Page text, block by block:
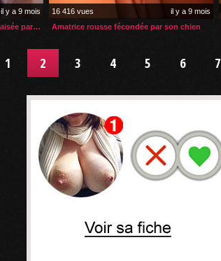
il y a 9 mois
Vintage: amatrice à gros seins baisée par son chien
16 416 vues
il y a 9 mois
Amatrice rousse fécondée par son chien
1 2 3 4 5 6 7